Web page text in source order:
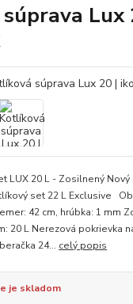
Lux
LUX 20 L - Zosilnený
set 22 L Exclusive
42 cm, hrúbka: 1 mm
20 L Nerezová pokrievka
24... celý popis
je skladom